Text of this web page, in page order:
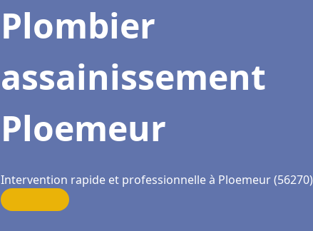
Plombier
assainissement
Ploemeur
Intervention rapide et professionnelle à Ploemeur (56270)